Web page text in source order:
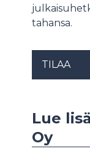
tahansa.
TILAA
Lue
Oy